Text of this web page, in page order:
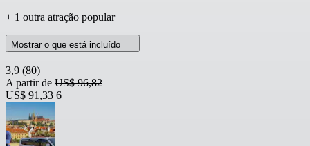
+ 1 outra atração popular
Mostrar o que está incluído
3,9 (80)
A partir de US$ 96,82
US$ 91,33 6